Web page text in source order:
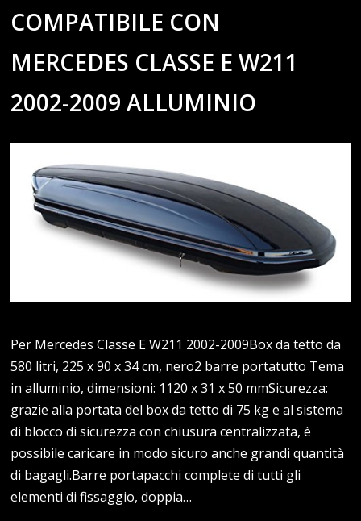
COMPATIBILE CON
MERCEDES CLASSE E W211
2002-2009 ALLUMINIO
Per Mercedes Classe E W211 2002-2009Box da tetto da
580 litri, 225 x 90 x 34 cm, nero2 barre portatutto Tema
in alluminio, dimensioni: 1120 x 31 x 50 mmSicurezza:
grazie alla portata del box da tetto di 75 kg e al sistema
di blocco di sicurezza con chiusura centralizzata, è
possibile caricare in modo sicuro anche grandi quantità
di bagagli.Barre portapacchi complete di tutti gli
elementi di fissaggio, doppia…